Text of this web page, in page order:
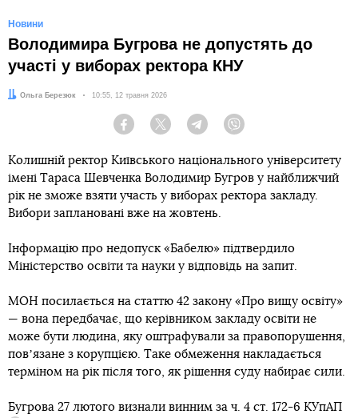
Новини
Володимира Бугрова не допустять до
участі у виборах ректора КНУ
Автор:
Ольга Березюк Дата:
10:55, 12 травня 2026
Facebook Twitter Telegram
Колишній ректор Київського національного університету
імені Тараса Шевченка Володимир Бугров у найближчий
рік не зможе взяти участь у виборах ректора закладу.
Вибори заплановані вже на жовтень.
Інформацію про недопуск «Бабелю» підтвердило
Міністерство освіти та науки у відповідь на запит.
МОН посилається на статтю 42 закону «Про вищу освіту»
— вона передбачає, що керівником закладу освіти не
може бути людина, яку оштрафували за правопорушення,
повʼязане з корупцією. Таке обмеження накладається
терміном на рік після того, як рішення суду набирає сили.
Бугрова 27 лютого визнали винним за ч. 4 ст. 172-6 КУпАП